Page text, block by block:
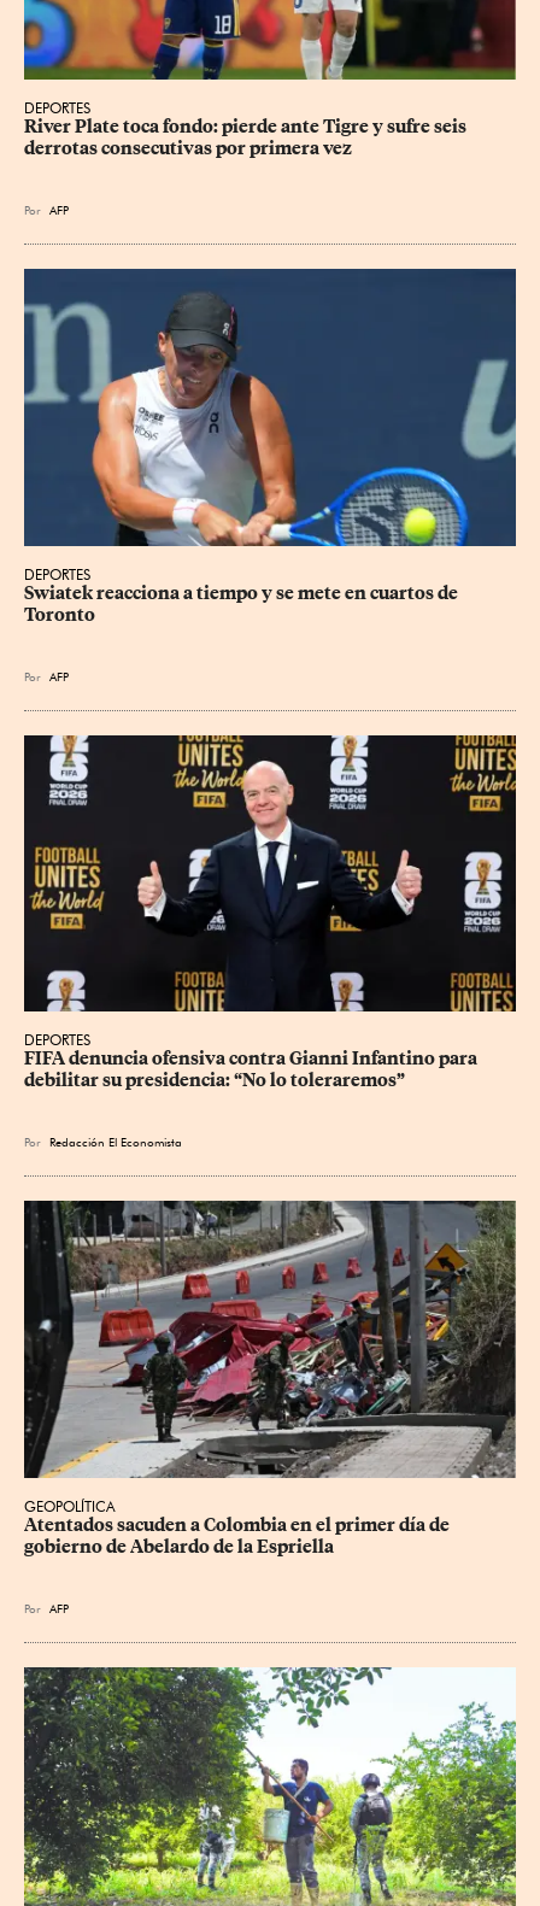
DEPORTES
River Plate toca fondo: pierde ante Tigre y sufre seis
derrotas consecutivas por primera vez
Por AFP
DEPORTES
Swiatek reacciona a tiempo y se mete en cuartos de
Toronto
Por AFP
DEPORTES
FIFA denuncia ofensiva contra Gianni Infantino para
debilitar su presidencia: “No lo toleraremos”
Por Redacción El Economista
GEOPOLÍTICA
Atentados sacuden a Colombia en el primer día de
gobierno de Abelardo de la Espriella
Por AFP